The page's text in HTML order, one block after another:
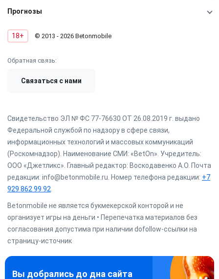
Прогнозы
18+ © 2013 - 2026 Betonmobile
Обратная связь:
Связаться с нами
Свидетельство ЭЛ № ФС 77-76630 ОТ 26.08.2019 г. выдано
Федеральной службой по надзору в сфере связи,
информационных технологий и массовых коммуникаций
(Роскомнадзор). Наименование СМИ: «BetOn». Учредитель:
ООО «Джетликс». Главный редактор: Воскодавенко А.О. Почта
редакции: info@betonmobile.ru. Номер телефона редакции: +7
929 862 99 92
Betonmobile не является букмекерской конторой и не
организует игры на деньги • Перепечатка материалов без
согласования допустима при наличии dofollow-ссылки на
страницу-источник